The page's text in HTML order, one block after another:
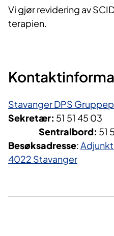
Vi gjør revidering av
terapien.
Stavanger DPS
Sekretær: 51
Sentralbord: 51
Besøksadresse:
4022 Stavanger